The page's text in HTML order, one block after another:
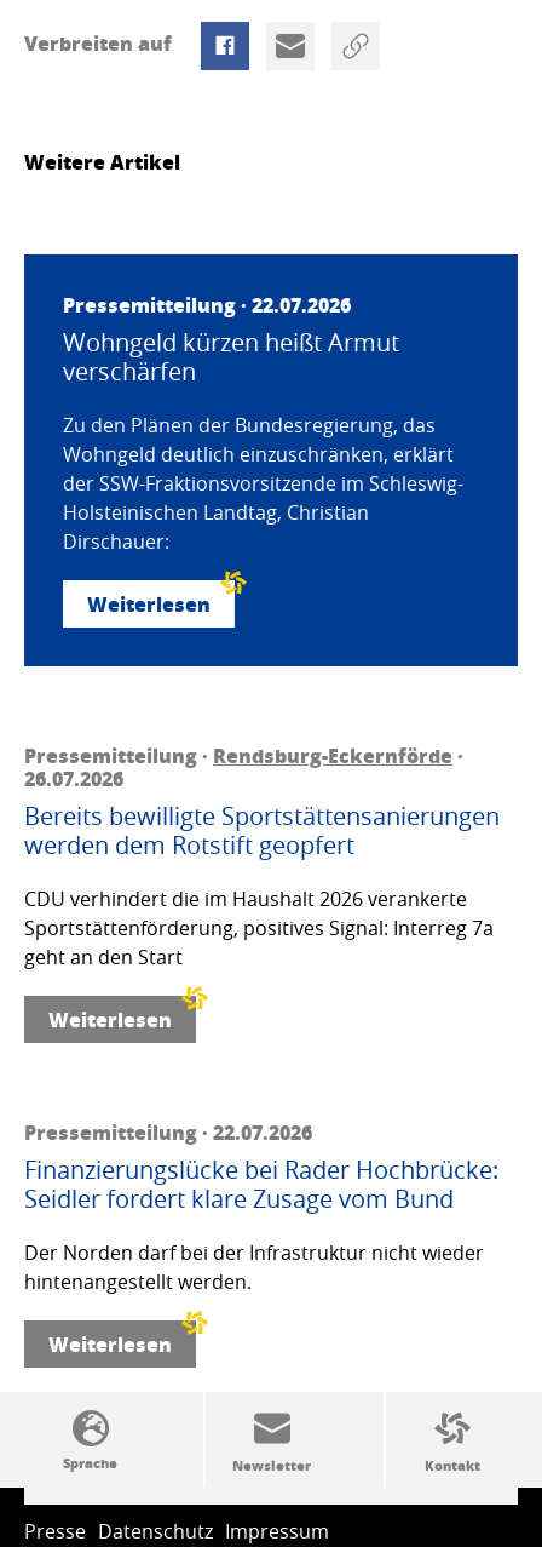
Verbreiten auf
Weitere Artikel
Pressemitteilung · 22.07.2026
Wohngeld kürzen heißt Armut
verschärfen
Zu den Plänen der Bundesregierung, das
Wohngeld deutlich einzuschränken, erklärt
der SSW-Fraktionsvorsitzende im Schleswig-
Holsteinischen Landtag, Christian
Dirschauer:
Weiterlesen
Pressemitteilung · Rendsburg-Eckernförde·
26.07.2026
Bereits bewilligte Sportstättensanierungen
werden dem Rotstift geopfert
CDU verhindert die im Haushalt 2026 verankerte
Sportstättenförderung, positives Signal: Interreg 7a
geht an den Start
Weiterlesen
Pressemitteilung · 22.07.2026
Finanzierungslücke bei Rader Hochbrücke:
Seidler fordert klare Zusage vom Bund
Der Norden darf bei der Infrastruktur nicht wieder
hintenangestellt werden.
Weiterlesen
SSW-Politik von A bis Z
Presse Datenschutz Impressum